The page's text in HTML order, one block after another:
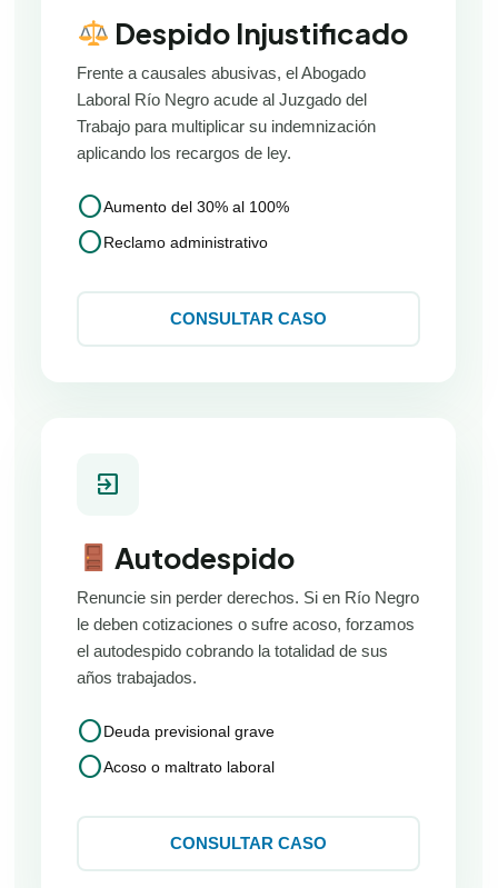
Despido Injustificado
Frente a causales abusivas, el Abogado
Laboral Río Negro acude al Juzgado del
Trabajo para multiplicar su indemnización
aplicando los recargos de ley.
circleAumento del 30% al 100%
circleReclamo administrativo
CONSULTAR CASO
exit_to_app
Autodespido
Renuncie sin perder derechos. Si en Río Negro
le deben cotizaciones o sufre acoso, forzamos
el autodespido cobrando la totalidad de sus
años trabajados.
circleDeuda previsional grave
circleAcoso o maltrato laboral
CONSULTAR CASO